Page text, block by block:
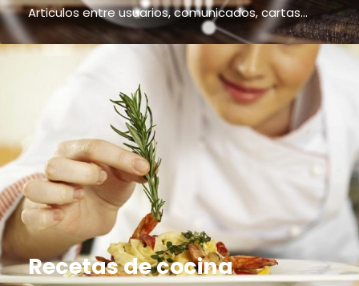
Articulos entre usuarios, comunicados, cartas...
Recetas de cocina